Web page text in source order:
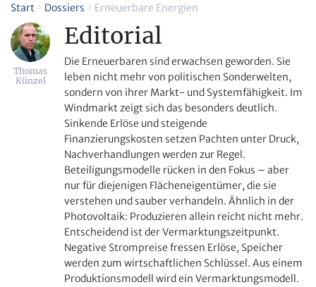
Start Dossiers Erneuerbare Energien
Thomas
Künzel
Editorial
Die Erneuerbaren sind erwachsen geworden. Sie
leben nicht mehr von politischen Sonderwelten,
sondern von ihrer Markt- und Systemfähigkeit. Im
Windmarkt zeigt sich das besonders deutlich.
Sinkende Erlöse und steigende
Finanzierungskosten setzen Pachten unter Druck,
Nachverhandlungen werden zur Regel.
Beteiligungsmodelle rücken in den Fokus – aber
nur für diejenigen Flächeneigentümer, die sie
verstehen und sauber verhandeln. Ähnlich in der
Photovoltaik: Produzieren allein reicht nicht mehr.
Entscheidend ist der Vermarktungszeitpunkt.
Negative Strompreise fressen Erlöse, Speicher
werden zum wirtschaftlichen Schlüssel. Aus einem
Produktionsmodell wird ein Vermarktungsmodell.